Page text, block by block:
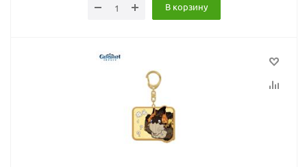
В корзину